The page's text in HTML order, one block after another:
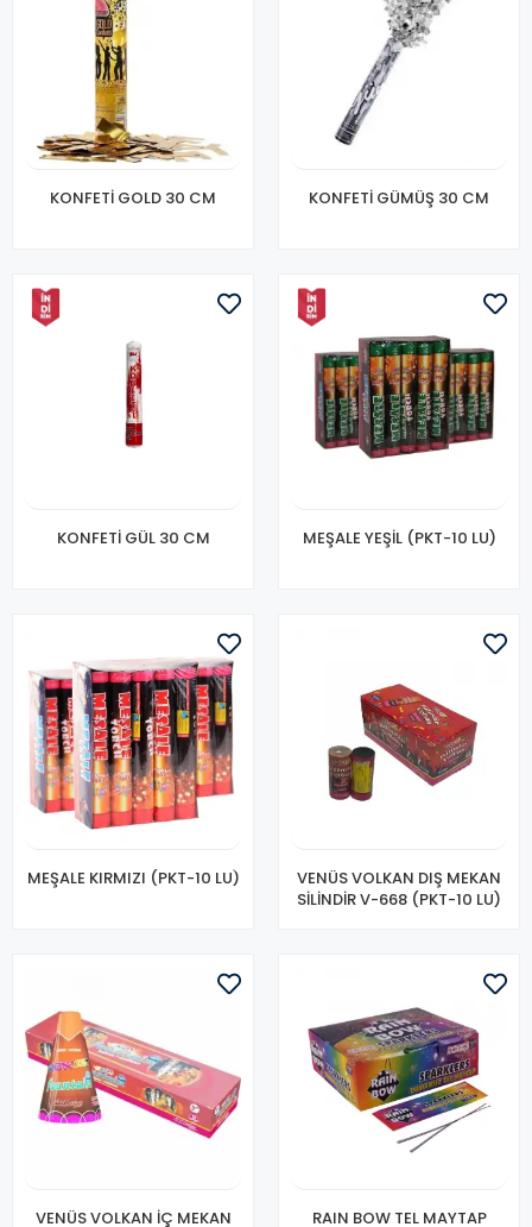
KONFETİ GOLD 30 CM KONFETİ GÜMÜŞ 30 CM
KONFETİ GÜL 30 CM MEŞALE YEŞİL (PKT-10 LU)
MEŞALE KIRMIZI (PKT-10 LU)
VENÜS VOLKAN DIŞ MEKAN
SİLİNDİR V-668 (PKT-10 LU)
VENÜS VOLKAN İÇ MEKAN
RAIN BOW TEL MAYTAP